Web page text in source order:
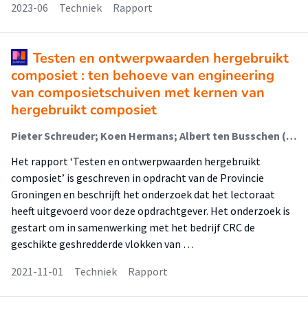
2023-06
Techniek Rapport
Testen en ontwerpwaarden hergebruikt
composiet : ten behoeve van engineering
van composietschuiven met kernen van
hergebruikt composiet
Pieter Schreuder; Koen Hermans; Albert ten Busschen (Associate Lector)
Het rapport ‘Testen en ontwerpwaarden hergebruikt
composiet’ is geschreven in opdracht van de Provincie
Groningen en beschrijft het onderzoek dat het lectoraat
heeft uitgevoerd voor deze opdrachtgever. Het onderzoek is
gestart om in samenwerking met het bedrijf CRC de
geschikte geshredderde vlokken van …
2021-11-01
Techniek Rapport